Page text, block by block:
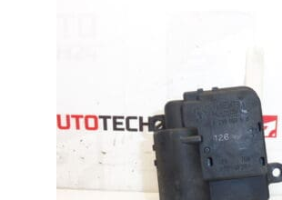
Zamówienia
Zasady i warunki